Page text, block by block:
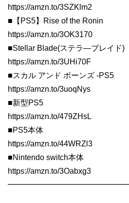
https://amzn.to/3SZKlm2
■【PS5】Rise of the Ronin
https://amzn.to/3OK3170
■Stellar Blade(ステラ―ブレイド)
https://amzn.to/3UHi70F
■スカル アンド ボーンズ -PS5
https://amzn.to/3uoqNys
■新型PS5
https://amzn.to/479ZHsL
■PS5本体
https://amzn.to/44WRZl3
■Nintendo switch本体
https://amzn.to/3Oabxg3